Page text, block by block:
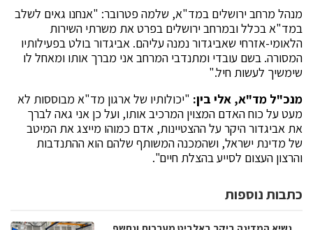
מנהל מרחב ירושלים במד"א, שלמה פטרובר: "אנחנו גאים לשלב
במד"א בכלל ובמרחב ירושלים בפרט את משרתי השירות
הלאומי-אזרחי שאביגדור נמנה עליהם. אביגדור בולט בפעילותיו
המסורה. בשם עובדי ומתנדבי המרחב אני מברך אותו ומאחל לו
שימשיך לעשות חיל."
מנכ"ל מד"א, אלי בין: "יכולותיו של ארגון מד"א מבוססות לא
מעט על כוח האדם המצוין המרכיב אותו, ועל כן אני גאה לברך
את אביגדור היקר על ההצטיינות, אדם כמוהו מייצג את המיטב
של מדינת ישראל, ושהמכנה המשותף שלהם הוא ההתנדבות
והרצון העצום לסייע בהצלת חיים".
כתבות נוספות